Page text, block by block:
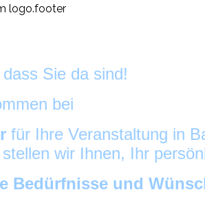
Sie da sind!
bei
für Ihre Veranstaltung in
wir Ihnen, Ihr
Bedürfnisse und